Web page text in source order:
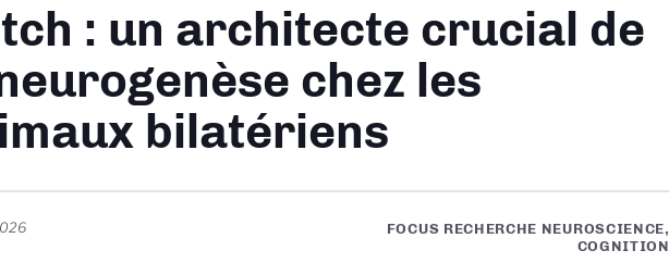
: un architecte crucial de
chez les
bilatériens
FOCUS RECHERCHE NEUROSCIENCE,
COGNITION